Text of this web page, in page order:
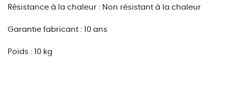
Résistance à la chaleur : Non résistant à la chaleur
Garantie fabricant : 10 ans
Poids : 10 kg